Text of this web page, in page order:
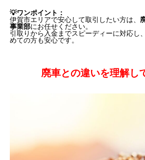
💡ワンポイント：
伊賀市エリアで安心して取引したい方は、
事業部にお任せください。
引取りから入金までスピーディーに対応し
めての方も安心です。
廃車との違いを理解し